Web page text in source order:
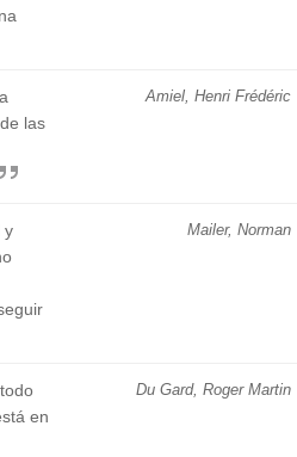
Amiel, Henri Frédéric
las
Mailer, Norman
y
Du Gard, Roger Martin
en